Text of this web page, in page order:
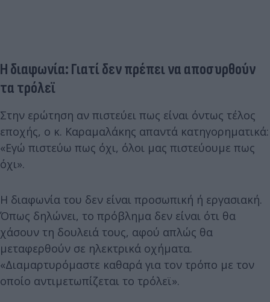
Η διαφωνία: Γιατί δεν πρέπει να αποσυρθούν
τα τρόλεϊ
Στην ερώτηση αν πιστεύει πως είναι όντως τέλος
εποχής, ο κ. Καραμαλάκης απαντά κατηγορηματικά:
«Εγώ πιστεύω πως όχι, όλοι μας πιστεύουμε πως
όχι».
Η διαφωνία του δεν είναι προσωπική ή εργασιακή.
Όπως δηλώνει, το πρόβλημα δεν είναι ότι θα
χάσουν τη δουλειά τους, αφού απλώς θα
μεταφερθούν σε ηλεκτρικά οχήματα.
«Διαμαρτυρόμαστε καθαρά για τον τρόπο με τον
οποίο αντιμετωπίζεται το τρόλεϊ».